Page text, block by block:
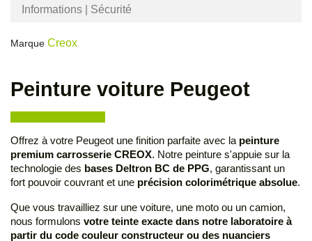
Informations | Sécurité
Marque Creox
Peinture voiture Peugeot
Offrez à votre Peugeot une finition parfaite avec la peinture
premium carrosserie CREOX. Notre peinture s'appuie sur la
technologie des bases Deltron BC de PPG, garantissant un
fort pouvoir couvrant et une précision colorimétrique absolue.
Que vous travailliez sur une voiture, une moto ou un camion,
nous formulons votre teinte exacte dans notre laboratoire à
partir du code couleur constructeur ou des nuanciers